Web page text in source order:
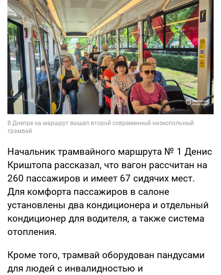
Начальник трамвайного маршрута № 1 Денис
Криштопа рассказал, что вагон рассчитан на
260 пассажиров и имеет 67 сидячих мест.
Для комфорта пассажиров в салоне
установлены два кондиционера и отдельный
кондиционер для водителя, а также система
отопления.
Кроме того, трамвай оборудован пандусами
для людей с инвалидностью и